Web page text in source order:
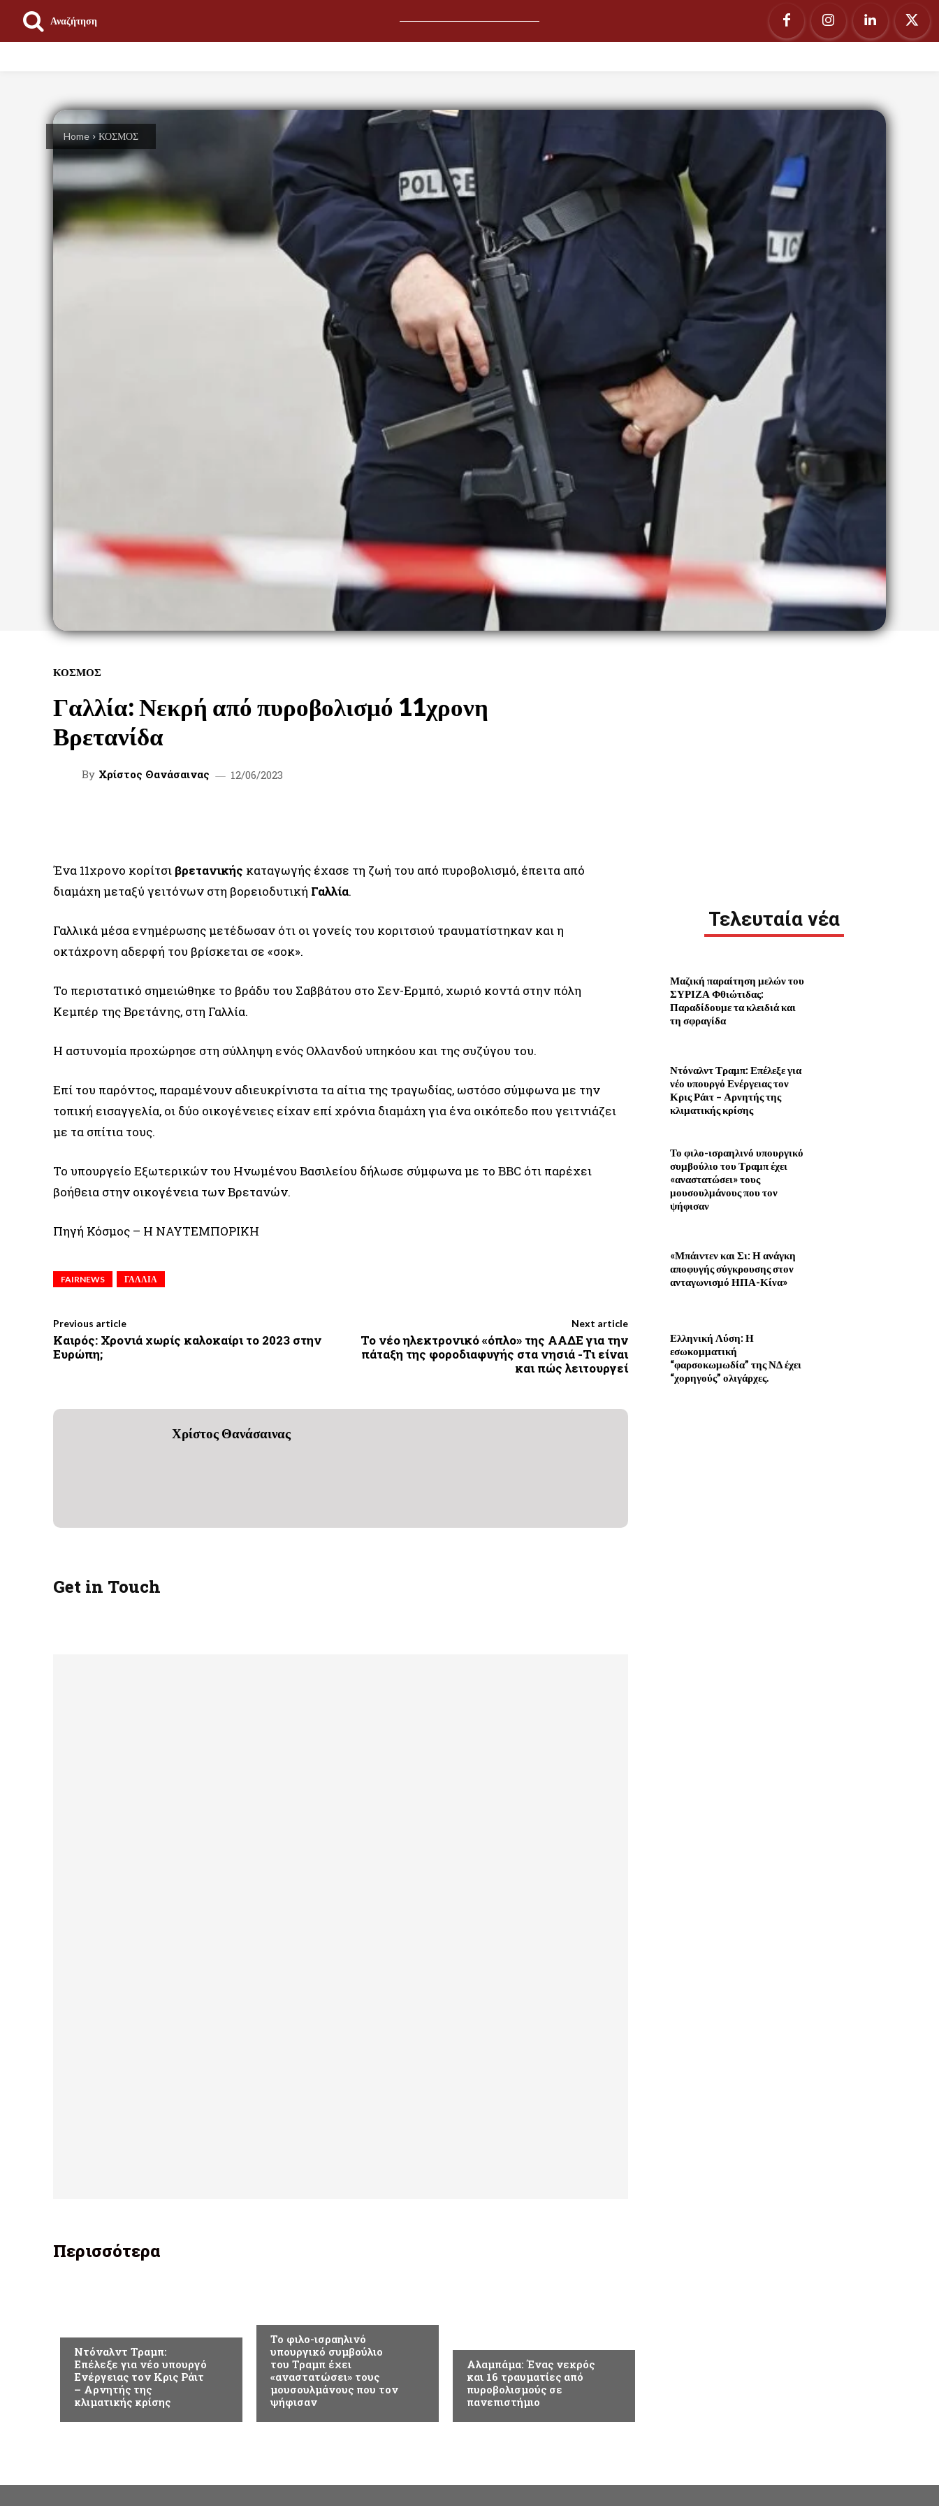
Αναζήτηση
Home ΚΟΣΜΟΣ
ΚΟΣΜΟΣ
Γαλλία: Νεκρή από πυροβολισμό 11χρονη
Βρετανίδα
By Χρίστος Θανάσαινας 12/06/2023
Ένα 11χρονο κορίτσι βρετανικής καταγωγής έχασε τη ζωή του από πυροβολισμό, έπειτα από
διαμάχη μεταξύ γειτόνων στη βορειοδυτική Γαλλία.
Γαλλικά μέσα ενημέρωσης μετέδωσαν ότι οι γονείς του κοριτσιού τραυματίστηκαν και η
οκτάχρονη αδερφή του βρίσκεται σε «σοκ».
Το περιστατικό σημειώθηκε το βράδυ του Σαββάτου στο Σεν-Ερμπό, χωριό κοντά στην πόλη
Κεμπέρ της Βρετάνης, στη Γαλλία.
Η αστυνομία προχώρησε στη σύλληψη ενός Ολλανδού υπηκόου και της συζύγου του.
Επί του παρόντος, παραμένουν αδιευκρίνιστα τα αίτια της τραγωδίας, ωστόσο σύμφωνα με την
τοπική εισαγγελία, οι δύο οικογένειες είχαν επί χρόνια διαμάχη για ένα οικόπεδο που γειτνιάζει
με τα σπίτια τους.
Το υπουργείο Εξωτερικών του Ηνωμένου Βασιλείου δήλωσε σύμφωνα με το BBC ότι παρέχει
βοήθεια στην οικογένεια των Βρετανών.
Πηγή Κόσμος – Η ΝΑΥΤΕΜΠΟΡΙΚΗ
FAIRNEWS ΓΑΛΛΙΑ
Previous article
Καιρός: Χρονιά χωρίς καλοκαίρι το 2023 στην
Ευρώπη;
Next article
To νέο ηλεκτρονικό «όπλο» της ΑΑΔΕ για την
πάταξη της φοροδιαφυγής στα νησιά -Τι είναι
και πώς λειτουργεί
Χρίστος Θανάσαινας
Get in Touch
Περισσότερα
Ντόναλντ Τραμπ:
Επέλεξε για νέο υπουργό
Ενέργειας τον Κρις Ράιτ
– Αρνητής της
κλιματικής κρίσης
Το φιλο-ισραηλινό
υπουργικό συμβούλιο
του Τραμπ έχει
«αναστατώσει» τους
μουσουλμάνους που τον
ψήφισαν
Αλαμπάμα: Ένας νεκρός
και 16 τραυματίες από
πυροβολισμούς σε
πανεπιστήμιο
Τελευταία νέα
Μαζική παραίτηση μελών του
ΣΥΡΙΖΑ Φθιώτιδας:
Παραδίδουμε τα κλειδιά και
τη σφραγίδα
Ντόναλντ Τραμπ: Επέλεξε για
νέο υπουργό Ενέργειας τον
Κρις Ράιτ – Αρνητής της
κλιματικής κρίσης
Το φιλο-ισραηλινό υπουργικό
συμβούλιο του Τραμπ έχει
«αναστατώσει» τους
μουσουλμάνους που τον
ψήφισαν
«Μπάιντεν και Σι: Η ανάγκη
αποφυγής σύγκρουσης στον
ανταγωνισμό ΗΠΑ-Κίνα»
Ελληνική Λύση: Η
εσωκομματική
“φαρσοκωμωδία” της ΝΔ έχει
“χορηγούς” ολιγάρχες.